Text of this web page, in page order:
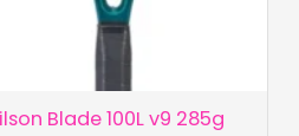
Blade 100L v9 285g